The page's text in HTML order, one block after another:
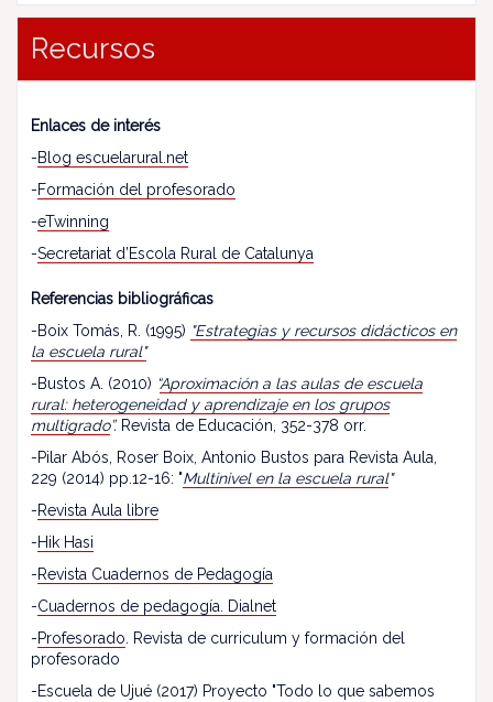
Recursos
Enlaces de interés
-Blog escuelarural.net
-Formación del profesorado
-eTwinning
-Secretariat d’Escola Rural de Catalunya
Referencias bibliográficas
-Boix Tomás, R. (1995) "Estrategias y recursos didácticos en
la escuela rural"
-Bustos A. (2010) “Aproximación a las aulas de escuela
rural: heterogeneidad y aprendizaje en los grupos
multigrado”. Revista de Educación, 352-378 orr.
-Pilar Abós, Roser Boix, Antonio Bustos para Revista Aula,
229 (2014) pp.12-16: "Multinivel en la escuela rural"
-Revista Aula libre
-Hik Hasi
-Revista Cuadernos de Pedagogía
-Cuadernos de pedagogía. Dialnet
-Profesorado . Revista de curriculum y formación del
profesorado
-Escuela de Ujué (2017) Proyecto "Todo lo que sabemos